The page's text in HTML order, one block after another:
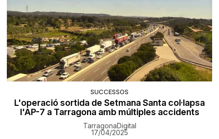
SUCCESSOS
L'operació sortida de Setmana Santa col·lapsa
l'AP-7 a Tarragona amb múltiples accidents
TarragonaDigital
17/04/2025